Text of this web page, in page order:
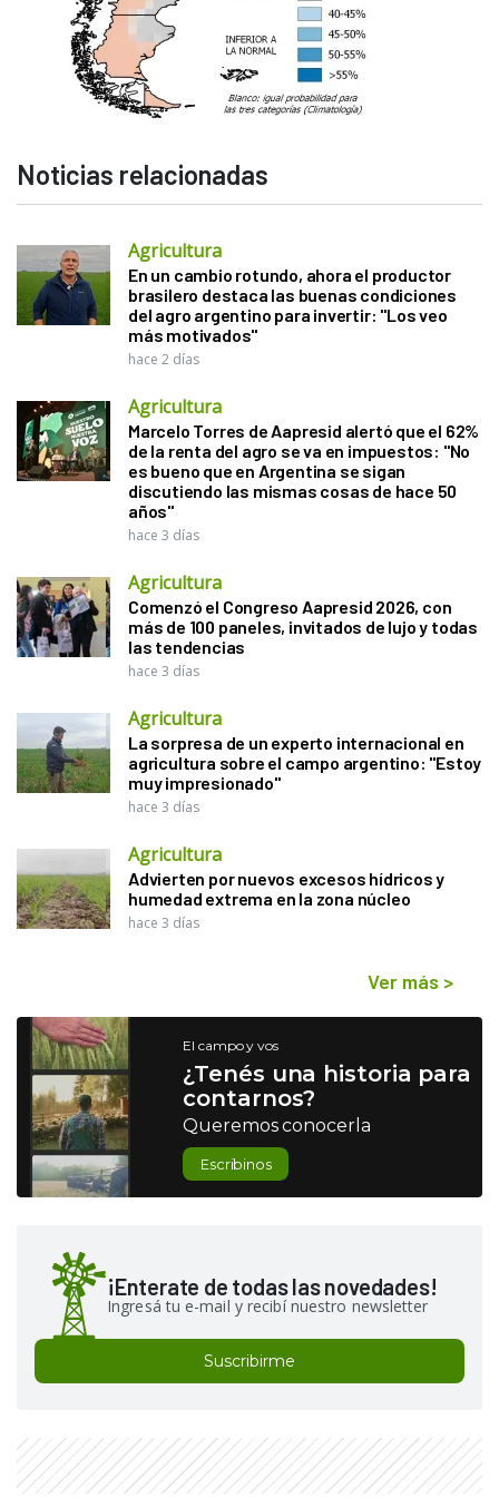
Noticias relacionadas
Agricultura
En un cambio rotundo, ahora el productor
brasilero destaca las buenas condiciones
del agro argentino para invertir: "Los veo
más motivados"
hace 2 días
Agricultura
Marcelo Torres de Aapresid alertó que el 62%
de la renta del agro se va en impuestos: "No
es bueno que en Argentina se sigan
discutiendo las mismas cosas de hace 50
años"
hace 3 días
Agricultura
Comenzó el Congreso Aapresid 2026, con
más de 100 paneles, invitados de lujo y todas
las tendencias
hace 3 días
Agricultura
La sorpresa de un experto internacional en
agricultura sobre el campo argentino: "Estoy
muy impresionado"
hace 3 días
Agricultura
Advierten por nuevos excesos hídricos y
humedad extrema en la zona núcleo
hace 3 días
Ver más >
El campo y vos
¿Tenés una historia para
contarnos?
Queremos conocerla
Escribinos
¡Enterate de todas las novedades!
Ingresá tu e-mail y recibí nuestro newsletter
Suscribirme